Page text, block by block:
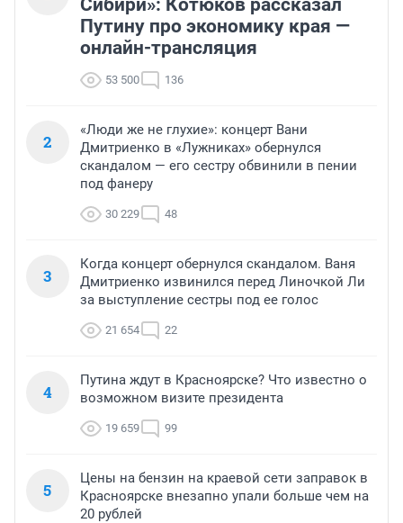
Сибири»: Котюков рассказал
Путину про экономику края —
онлайн-трансляция
53 500 136
2
«Люди же не глухие»: концерт Вани
Дмитриенко в «Лужниках» обернулся
скандалом — его сестру обвинили в пении
под фанеру
30 229 48
3
Когда концерт обернулся скандалом. Ваня
Дмитриенко извинился перед Линочкой Ли
за выступление сестры под ее голос
21 654 22
4
Путина ждут в Красноярске? Что известно о
возможном визите президента
19 659 99
5
Цены на бензин на краевой сети заправок в
Красноярске внезапно упали больше чем на
20 рублей